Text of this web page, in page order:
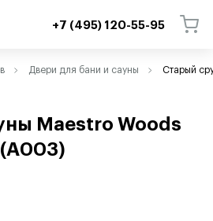
+7 (495) 120-55-95
Двери для бани и сауны Старый
Maestro Woods
(A003)